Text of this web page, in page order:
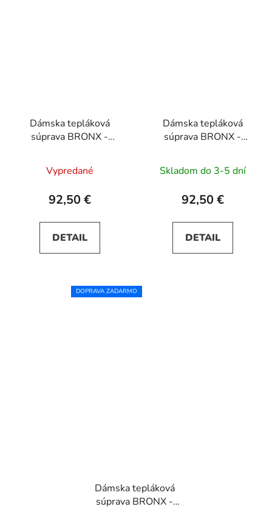
Dámska tepláková
súprava BRONX -
Vypredané
92,50 €
DETAIL
Dámska tepláková
súprava BRONX -
Skladom do 3-5 dní
92,50 €
DETAIL
DOPRAVA ZADARMO
Dámska tepláková
súprava BRONX -